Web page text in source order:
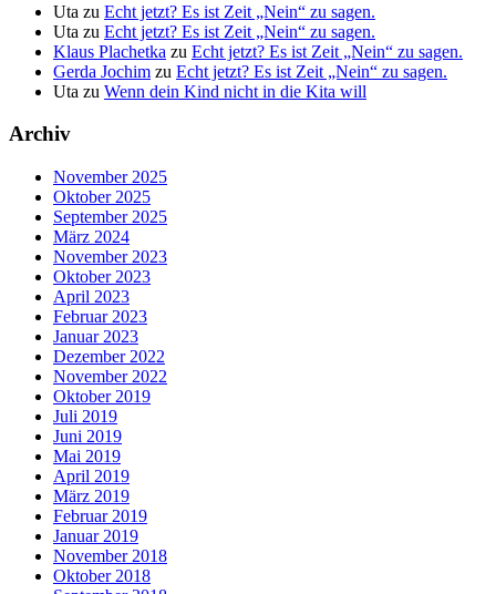
Uta zu Echt jetzt? Es ist Zeit „Nein“ zu sagen.
Uta zu Echt jetzt? Es ist Zeit „Nein“ zu sagen.
Klaus Plachetka zu Echt jetzt? Es ist Zeit „Nein“ zu sagen.
Gerda Jochim zu Echt jetzt? Es ist Zeit „Nein“ zu sagen.
Uta zu Wenn dein Kind nicht in die Kita will
Archiv
November 2025
Oktober 2025
September 2025
März 2024
November 2023
Oktober 2023
April 2023
Februar 2023
Januar 2023
Dezember 2022
November 2022
Oktober 2019
Juli 2019
Juni 2019
Mai 2019
April 2019
März 2019
Februar 2019
Januar 2019
November 2018
Oktober 2018